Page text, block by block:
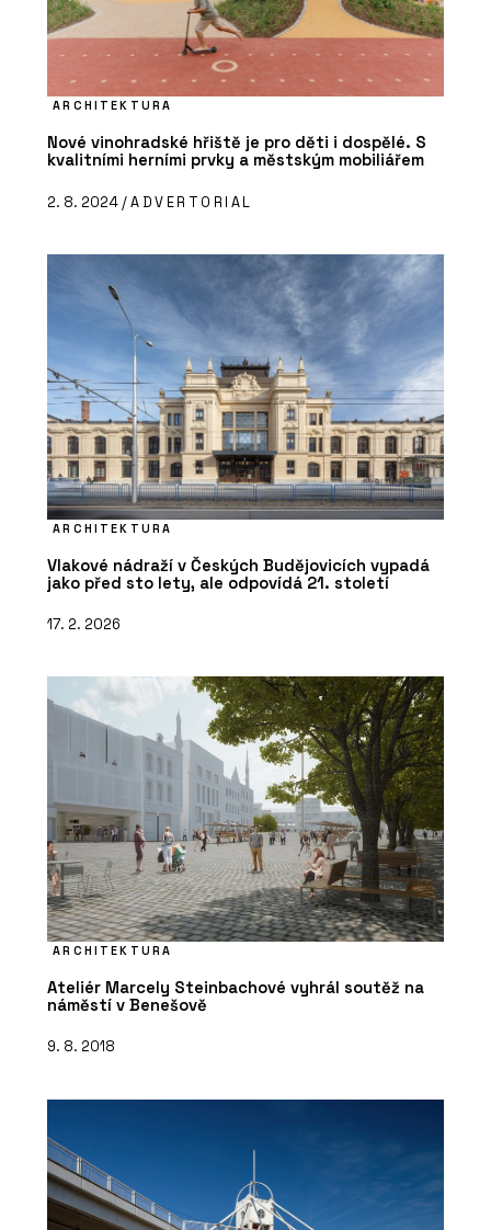
ARCHITEKTURA
Nové vinohradské hřiště je pro děti i dospělé. S
kvalitními herními prvky a městským mobiliářem
2. 8. 2024 /ADVERTORIAL
ARCHITEKTURA
Vlakové nádraží v Českých Budějovicích vypadá
jako před sto lety, ale odpovídá 21. století
17. 2. 2026
ARCHITEKTURA
Ateliér Marcely Steinbachové vyhrál soutěž na
náměstí v Benešově
9. 8. 2018